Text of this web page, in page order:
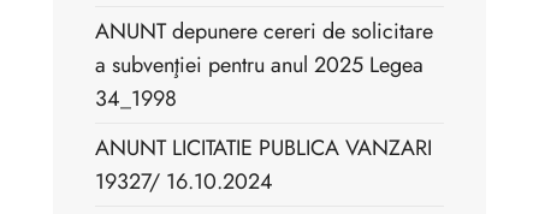
ANUNT depunere cereri de solicitare
a subvenţiei pentru anul 2025 Legea
34_1998
ANUNT LICITATIE PUBLICA VANZARI
19327/ 16.10.2024